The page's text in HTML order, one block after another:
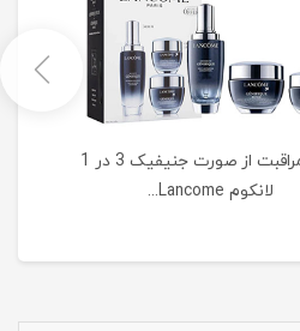
ست مراقبت از صورت جنیفیک 3 در 1
لانکوم Lancome...